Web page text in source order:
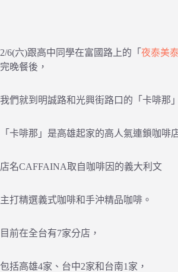
2/6(六)跟高中同學在富國路上的「 夜泰美
完晚餐後，
我們就到明誠路和光興街路口的「卡啡那
「卡啡那」是高雄起家的高人氣連鎖咖啡
店名CAFFAINA取自咖啡因的義大利文
主打精選義式咖啡和手沖精品咖啡。
目前在全台有7家分店，
包括高雄4家、台中2家和台南1家，